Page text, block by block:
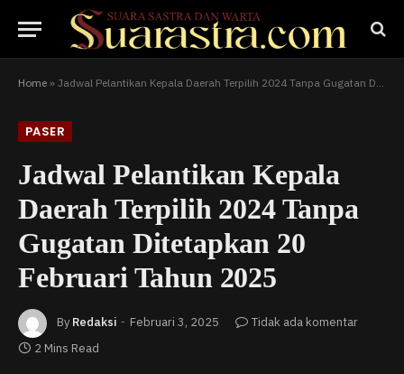
Home » Jadwal Pelantikan Kepala Daerah Terpilih 2024 Tanpa Gugatan Ditetapkan 20 Februari Tahun 2025
PASER
Jadwal Pelantikan Kepala
Daerah Terpilih 2024 Tanpa
Gugatan Ditetapkan 20
Februari Tahun 2025
By Redaksi Februari 3, 2025
Tidak ada komentar
2 Mins Read